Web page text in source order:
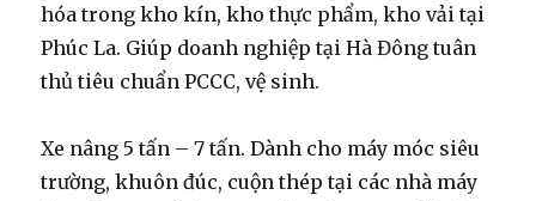
hóa trong kho kín, kho thực phẩm, kho vải tại
Phúc La. Giúp doanh nghiệp tại Hà Đông tuân
thủ tiêu chuẩn PCCC, vệ sinh.
Xe nâng 5 tấn – 7 tấn. Dành cho máy móc siêu
trường, khuôn đúc, cuộn thép tại các nhà máy